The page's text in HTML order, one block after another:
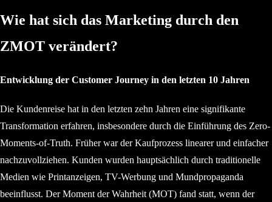
Wie hat sich das Marketing durch den
ZMOT verändert?
Entwicklung der Customer Journey in den letzten 10 Jahren
Die Kundenreise hat in den letzten zehn Jahren eine signifikante
Transformation erfahren, insbesondere durch die Einführung des Zero-
Moments-of-Truth. Früher war der Kaufprozess linearer und einfacher
nachzuvollziehen. Kunden wurden hauptsächlich durch traditionelle
Medien wie Printanzeigen, TV-Werbung und Mundpropaganda
beeinflusst. Der Moment der Wahrheit (MOT) fand statt, wenn der